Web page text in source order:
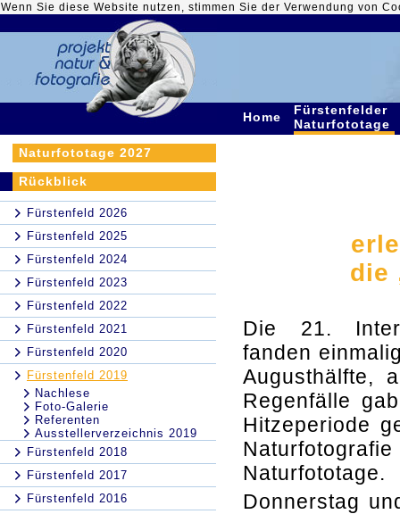
Wenn Sie diese Website nutzen, stimmen Sie der Verwendung von
Home
Fürstenfelder
Naturfototage
Naturfototage 2027
Rückblick
Fürstenfeld 2026
Fürstenfeld 2025
Fürstenfeld 2024
Fürstenfeld 2023
Fürstenfeld 2022
Fürstenfeld 2021
Fürstenfeld 2020
Fürstenfeld 2019
Nachlese
Foto-Galerie
Referenten
Ausstellerverzeichnis 2019
Fürstenfeld 2018
Fürstenfeld 2017
Fürstenfeld 2016
die
Die 21.
fanden
Augusthälfte,
Regenfälle
Hitzeperiode
Naturfototage.
Donnerstag